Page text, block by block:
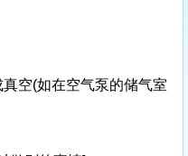
空(如在空气泵的储气室